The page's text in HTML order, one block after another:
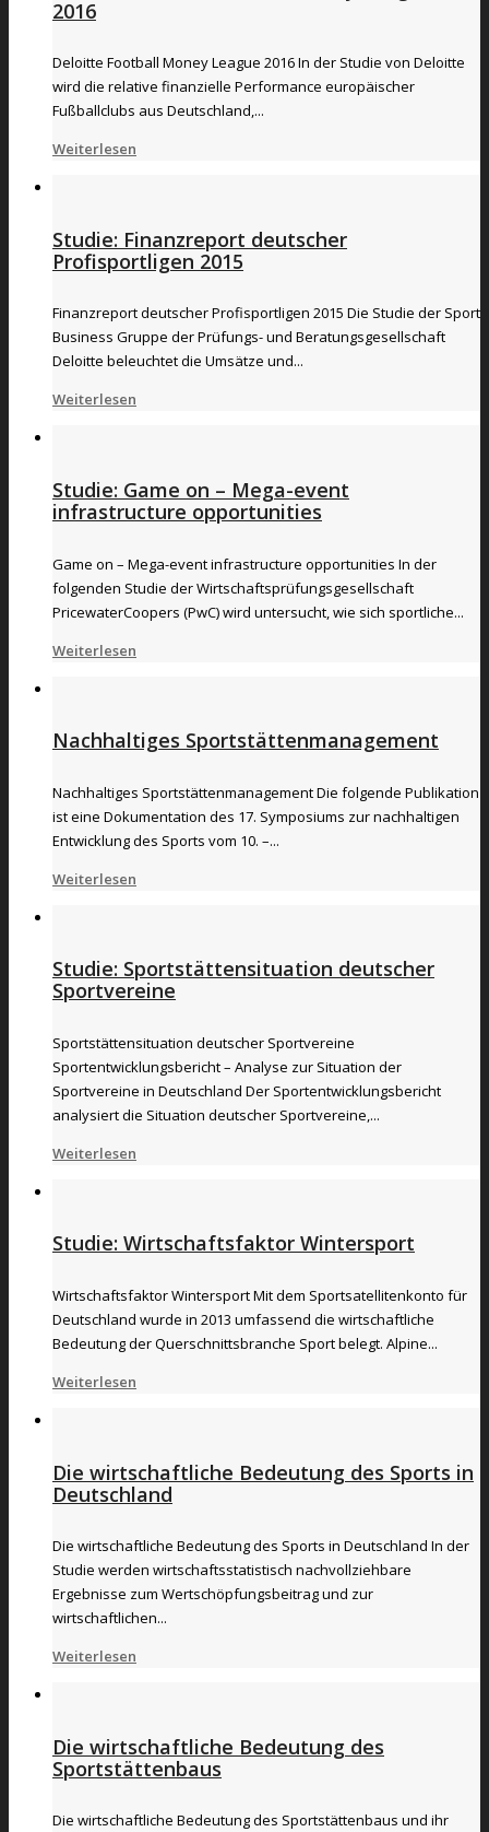
2016
Deloitte Football Money League 2016 In der Studie von Deloitte
wird die relative finanzielle Performance europäischer
Fußballclubs aus Deutschland,...
Weiterlesen
Studie: Finanzreport deutscher
Profisportligen 2015
Finanzreport deutscher Profisportligen 2015 Die Studie der Sport
Business Gruppe der Prüfungs- und Beratungsgesellschaft
Deloitte beleuchtet die Umsätze und...
Weiterlesen
Studie: Game on – Mega-event
infrastructure opportunities
Game on – Mega-event infrastructure opportunities In der
folgenden Studie der Wirtschaftsprüfungsgesellschaft
PricewaterCoopers (PwC) wird untersucht, wie sich sportliche...
Weiterlesen
Nachhaltiges Sportstättenmanagement
Nachhaltiges Sportstättenmanagement Die folgende Publikation
ist eine Dokumentation des 17. Symposiums zur nachhaltigen
Entwicklung des Sports vom 10. –...
Weiterlesen
Studie: Sportstättensituation deutscher
Sportvereine
Sportstättensituation deutscher Sportvereine
Sportentwicklungsbericht – Analyse zur Situation der
Sportvereine in Deutschland Der Sportentwicklungsbericht
analysiert die Situation deutscher Sportvereine,...
Weiterlesen
Studie: Wirtschaftsfaktor Wintersport
Wirtschaftsfaktor Wintersport Mit dem Sportsatellitenkonto für
Deutschland wurde in 2013 umfassend die wirtschaftliche
Bedeutung der Querschnittsbranche Sport belegt. Alpine...
Weiterlesen
Die wirtschaftliche Bedeutung des Sports in
Deutschland
Die wirtschaftliche Bedeutung des Sports in Deutschland In der
Studie werden wirtschaftsstatistisch nachvollziehbare
Ergebnisse zum Wertschöpfungsbeitrag und zur
wirtschaftlichen...
Weiterlesen
Die wirtschaftliche Bedeutung des
Sportstättenbaus
Die wirtschaftliche Bedeutung des Sportstättenbaus und ihr